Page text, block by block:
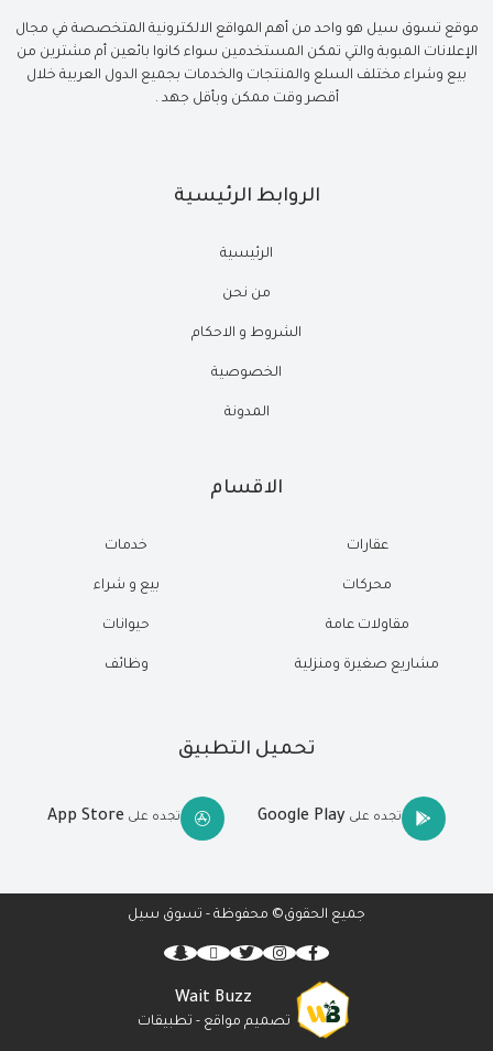
موقع تسوق سيل هو واحد من أهم المواقع الالكترونية المتخصصة في مجال
الإعلانات المبوبة والتي تمكن المستخدمين سواء كانوا بائعين أم مشترين من
بيع وشراء مختلف السلع والمنتجات والخدمات بجميع الدول العربية خلال
أقصر وقت ممكن وبأقل جهد .
الروابط الرئيسية
الرئيسية
من نحن
الشروط و الاحكام
الخصوصية
المدونة
الاقسام
عقارات
محركات
مقاولات عامة
مشاريع صغيرة ومنزلية
خدمات
بيع و شراء
حيوانات
وظائف
تحميل التطبيق
تجده على Google Play تجده على App Store
جميع الحقوق© محفوظة - تسوق سيل
Wait Buzz
تصميم مواقع - تطبيقات